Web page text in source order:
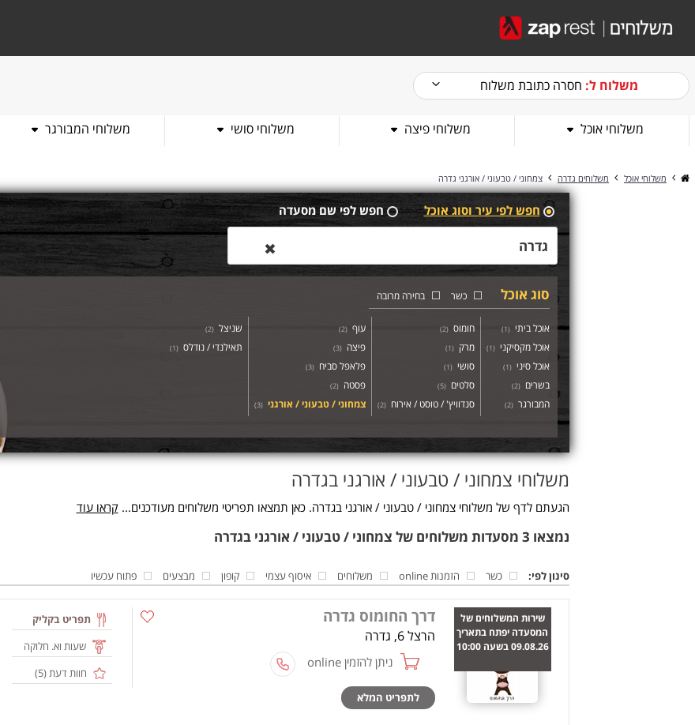
משלוח ל: חסרה כתובת משלוח
משלוחי אוכל משלוחי פיצה משלוחי סושי משלוחי המבורגר
משלוחי אוכל משלוחים גדרה צמחוני / טבעוני / אורגני גדרה
חפש לפי עיר וסוג אוכל חפש לפי שם מסעדה
✖
סוג אוכל כשר בחירה מרובה
אוכל ביתי (
1
)
אוכל מקסיקני (
1
)
אוכל סיני (
1
)
בשרים (
2
)
המבורגר (
2
)
חומוס (
2
)
מרק (
1
)
סושי (
1
)
סלטים (
5
)
סנדוויץ' / טוסט / אירוח (
2
)
עוף (
2
)
פיצה (
3
)
פלאפל סביח (
3
)
פסטה (
2
)
צמחוני / טבעוני / אורגני (
3
)
שניצל (
2
)
תאילנדי / נודלס (
1
)
משלוחי צמחוני / טבעוני / אורגני בגדרה
הגעתם לדף של משלוחי צמחוני / טבעוני / אורגני בגדרה. כאן תמצאו תפריטי משלוחים מעודכנים... קראו עוד
נמצאו 3 מסעדות משלוחים של צמחוני / טבעוני / אורגני בגדרה
סינון לפי: כשר הזמנות online משלוחים איסוף עצמי קופון מבצעים פתוח עכשיו
שירות המשלוחים של
המסעדה יפתח בתאריך
09.08.26 בשעה 10:00
דרך החומוס גדרה
הרצל 6, גדרה
ניתן להזמין online
לתפריט המלא
תפריט בקליק
שעות וא. חלוקה
חוות דעת (5
)